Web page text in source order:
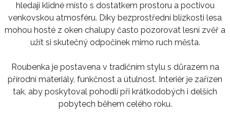
hledají klidné místo s dostatkem prostoru a poctivou
venkovskou atmosféru. Díky bezprostřední blízkosti lesa
mohou hosté z oken chalupy často pozorovat lesní zvěř a
užít si skutečný odpočinek mimo ruch města.
Roubenka je postavena v tradičním stylu s důrazem na
přírodní materiály, funkčnost a útulnost. Interiér je zařízen
tak, aby poskytoval pohodlí při krátkodobých i delších
pobytech během celého roku.